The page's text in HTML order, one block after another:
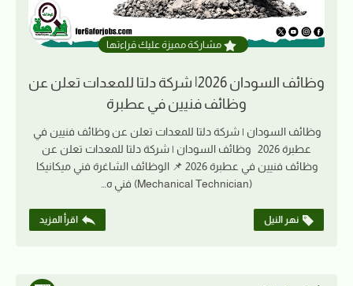
مشاركة مميزة عليك قراءتها
وظائف السودان 2026| شركة دلتا للمعدات تعلن عن
وظائف فنيين في عطبرة
وظائف السودان | شركة دلتا للمعدات تعلن عن وظائف فنيين في
عطبرة 2026 وظائف السودان | شركة دلتا للمعدات تعلن عن
وظائف فنيين في عطبرة 2026 📌 الوظائف الشاغرة فني ميكانيكا
(Mechanical Technician) فني ه…
نهر النيل اقرأ المزيد